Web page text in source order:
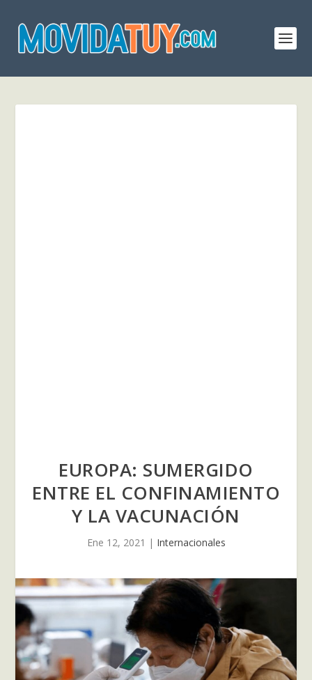
EUROPA: SUMERGIDO
ENTRE EL CONFINAMIENTO
Y LA VACUNACIÓN
Ene 12, 2021 | Internacionales